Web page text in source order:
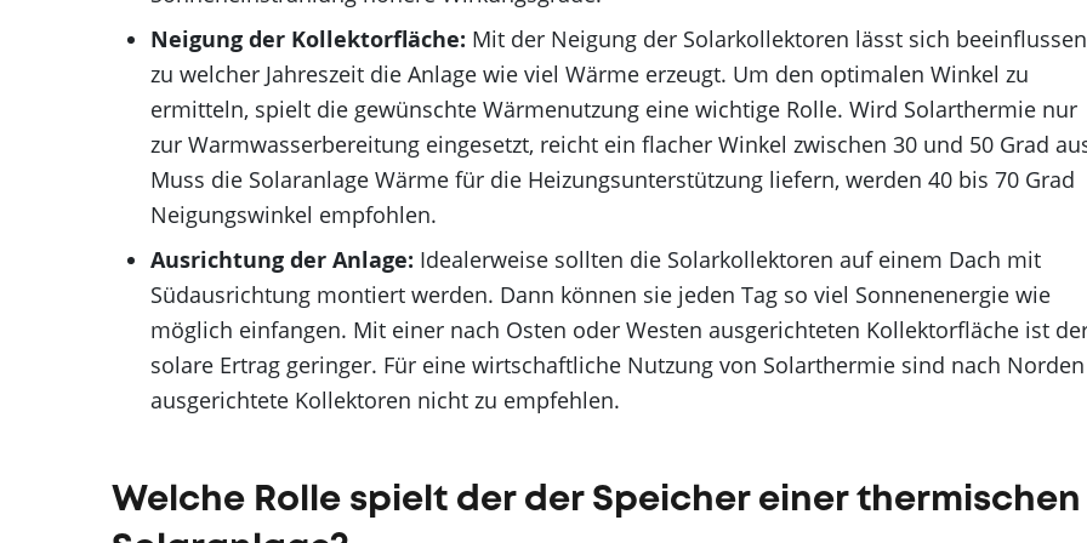
Neigung der Kollektorfläche: Mit der Neigung der Solarkollektoren lässt sich
zu welcher Jahreszeit die Anlage wie viel Wärme erzeugt. Um den optimalen Winkel zu
ermitteln, spielt die gewünschte Wärmenutzung eine wichtige Rolle. Wird Solarthermie nur
zur Warmwasserbereitung eingesetzt, reicht ein flacher Winkel zwischen 30 und 50 Grad
Muss die Solaranlage Wärme für die Heizungsunterstützung liefern, werden 40 bis 70 Grad
Neigungswinkel empfohlen.
Ausrichtung der Anlage: Idealerweise sollten die Solarkollektoren auf einem Dach mit
Südausrichtung montiert werden. Dann können sie jeden Tag so viel Sonnenenergie wie
möglich einfangen. Mit einer nach Osten oder Westen ausgerichteten Kollektorfläche ist
solare Ertrag geringer. Für eine wirtschaftliche Nutzung von Solarthermie sind nach Norden
ausgerichtete Kollektoren nicht zu empfehlen.
Welche Rolle spielt der der Speicher einer thermischen